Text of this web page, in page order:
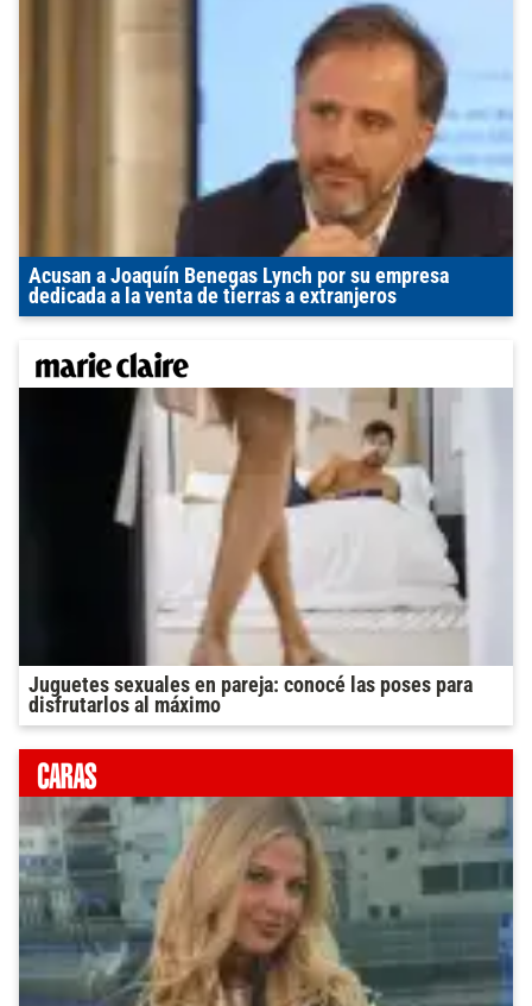
Acusan a Joaquín Benegas Lynch por su empresa
dedicada a la venta de tierras a extranjeros
Juguetes sexuales en pareja: conocé las poses para
disfrutarlos al máximo